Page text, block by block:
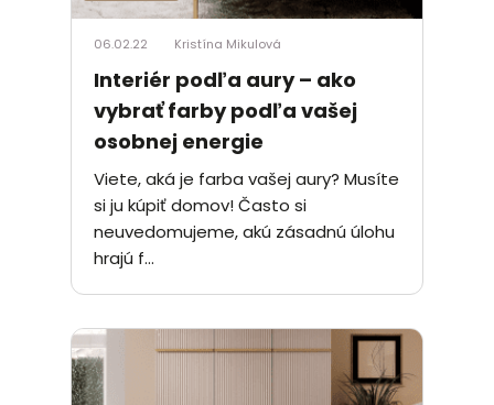
06.02.22 Kristína Mikulová
Interiér podľa aury – ako
vybrať farby podľa vašej
osobnej energie
Viete, aká je farba vašej aury? Musíte
si ju kúpiť domov! Často si
neuvedomujeme, akú zásadnú úlohu
hrajú f...